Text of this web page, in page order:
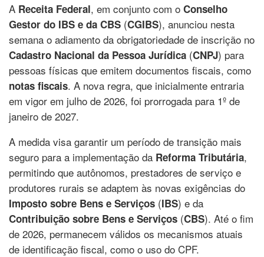
A Receita Federal, em conjunto com o Conselho
Gestor do IBS e da CBS (CGIBS), anunciou nesta
semana o adiamento da obrigatoriedade de inscrição no
Cadastro Nacional da Pessoa Jurídica (CNPJ) para
pessoas físicas que emitem documentos fiscais, como
notas fiscais. A nova regra, que inicialmente entraria
em vigor em julho de 2026, foi prorrogada para 1º de
janeiro de 2027.
A medida visa garantir um período de transição mais
seguro para a implementação da Reforma Tributária,
permitindo que autônomos, prestadores de serviço e
produtores rurais se adaptem às novas exigências do
Imposto sobre Bens e Serviços (IBS) e da
Contribuição sobre Bens e Serviços (CBS). Até o fim
de 2026, permanecem válidos os mecanismos atuais
de identificação fiscal, como o uso do CPF.